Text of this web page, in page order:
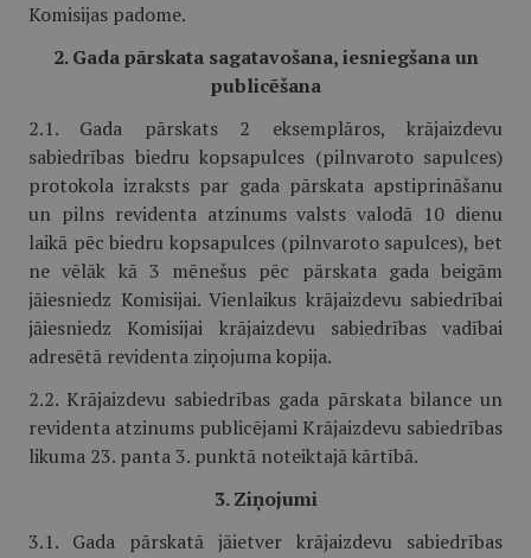
Komisijas padome.
2. Gada pārskata sagatavošana, iesniegšana un
publicēšana
2.1. Gada pārskats 2 eksemplāros, krājaizdevu
sabiedrības biedru kopsapulces (pilnvaroto sapulces)
protokola izraksts par gada pārskata apstiprināšanu
un pilns revidenta atzinums valsts valodā 10 dienu
laikā pēc biedru kopsapulces (pilnvaroto sapulces), bet
ne vēlāk kā 3 mēnešus pēc pārskata gada beigām
jāiesniedz Komisijai. Vienlaikus krājaizdevu sabiedrībai
jāiesniedz Komisijai krājaizdevu sabiedrības vadībai
adresētā revidenta ziņojuma kopija.
2.2. Krājaizdevu sabiedrības gada pārskata bilance un
revidenta atzinums publicējami Krājaizdevu sabiedrības
likuma 23. panta 3. punktā noteiktajā kārtībā.
3. Ziņojumi
3.1. Gada pārskatā jāietver krājaizdevu sabiedrības